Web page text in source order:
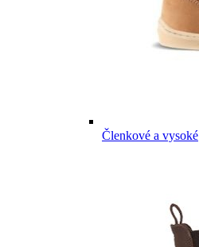
Členkové a vysoké